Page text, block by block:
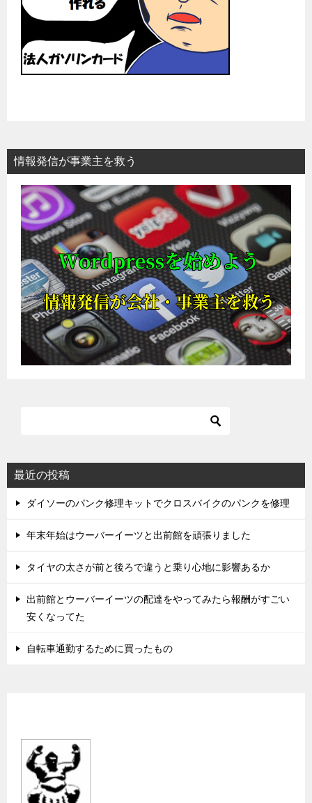
情報発信が事業主を救う
最近の投稿
ダイソーのパンク修理キットでクロスバイクのパンクを修理
年末年始はウーバーイーツと出前館を頑張りました
タイヤの太さが前と後ろで違うと乗り心地に影響あるか
出前館とウーバーイーツの配達をやってみたら報酬がすごい
安くなってた
自転車通勤するために買ったもの